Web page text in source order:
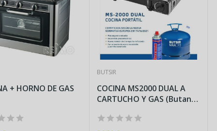
+ HORNO DE GAS
BUTSIR
COCINA MS2000 DUAL A
CARTUCHO Y GAS (Butano